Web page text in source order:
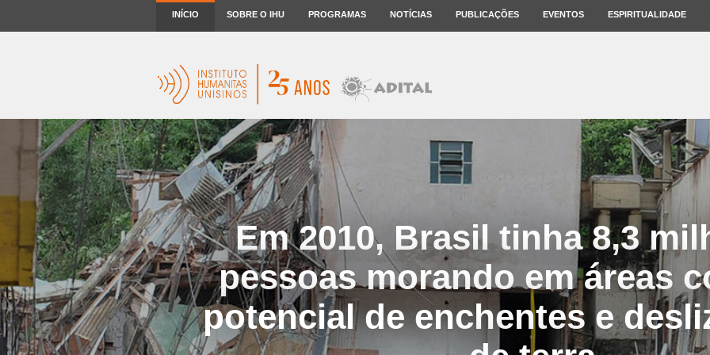
INÍCIO SOBRE O IHU PROGRAMAS NOTÍCIAS PUBLICAÇÕES EVENTOS ESPIRITUALIDADE
Em 2010, Brasil tinha 8,3
pessoas morando em áreas
potencial de enchentes e